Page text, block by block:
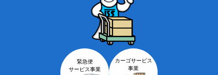
緊急便
サービス事業
カーゴサービス
事業